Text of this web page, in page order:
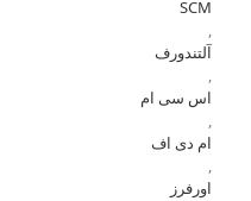
SCM
,
آلتندورف
,
اس سی ام
,
ام دی اف
,
اورفرز